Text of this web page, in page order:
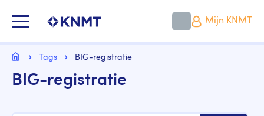
naar
gaan
Mijn KNMT
Kruimelpad
HomeTags BIG-registratie
BIG-registratie